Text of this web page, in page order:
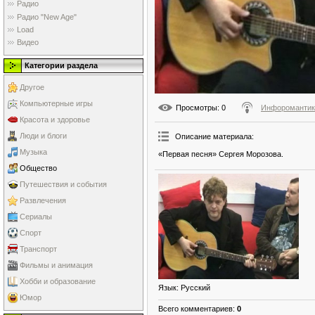
Радио
Радио "New Age"
Load
Видео
Категории раздела
Другое
Компьютерные игры
Красота и здоровье
Люди и блоги
Музыка
Общество
Путешествия и события
Развлечения
Сериалы
Спорт
Транспорт
Фильмы и анимация
Хобби и образование
Юмор
Просмотры: 0
Описание материала:
«Первая песня» Сергея Морозова.
Язык: Русский
Всего комментариев: 0